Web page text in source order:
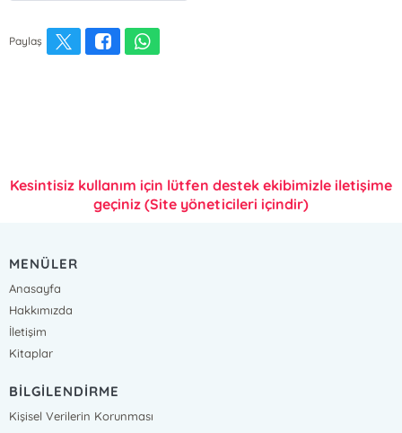
Paylaş
Kesintisiz kullanım için lütfen destek ekibimizle iletişime
geçiniz (Site yöneticileri içindir)
MENÜLER
Anasayfa
Hakkımızda
İletişim
Kitaplar
BİLGİLENDİRME
Kişisel Verilerin Korunması